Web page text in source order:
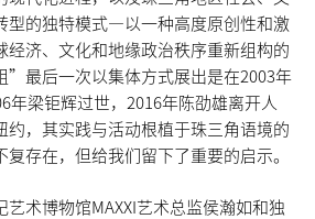
型的独特模式—以一种高度原创性和激
经济、文化和地缘政治秩序重新组构的
最后一次以集体方式展出是在2003年
年梁钜辉过世，2016年陈劭雄离开人
约，其实践与活动根植于珠三角语境的
存在，但给我们留下了重要的启示。
术博物馆MAXXI艺术总监侯瀚如和独